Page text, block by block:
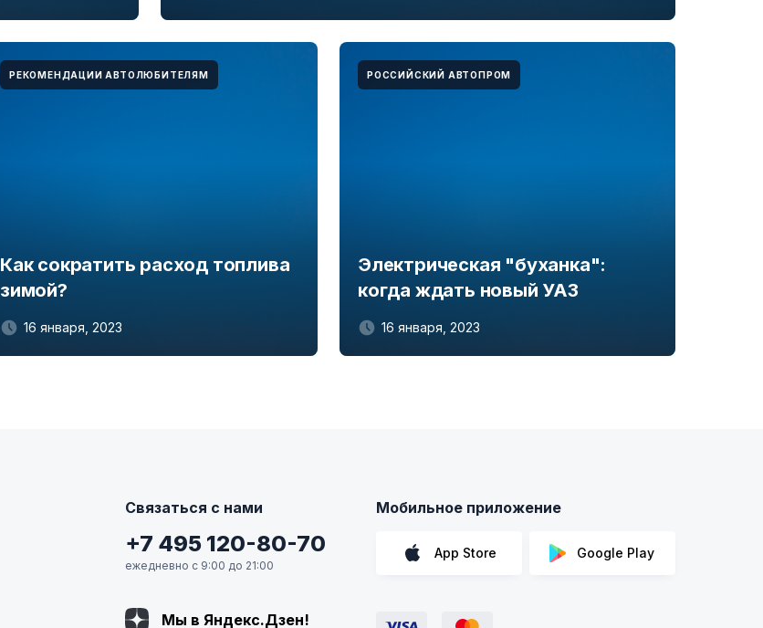
РЕКОМЕНДАЦИИ АВТОЛЮБИТЕЛЯМ
Как сократить расход топлива
зимой?
16 января, 2023
РОССИЙСКИЙ АВТОПРОМ
Электрическая "буханка":
когда ждать новый УАЗ
16 января, 2023
Связаться с нами
+7 495 120-80-70
ежедневно с 9:00 до 21:00
Мы в Яндекс.Дзен!
Мобильное приложение
App Store Google Play